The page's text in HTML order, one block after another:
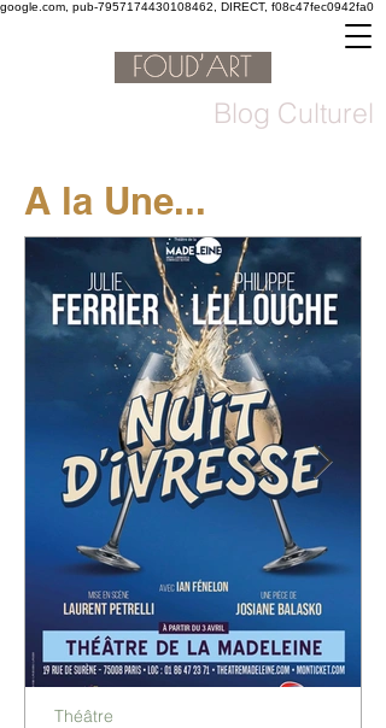
google.com, pub-7957174430108462, DIRECT, f08c47fec0942fa0
Blog Culturel
A la Une...
Théâtre